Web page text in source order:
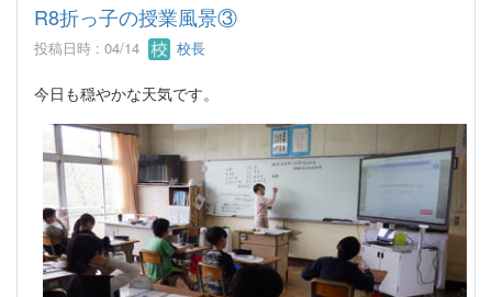
R8折っ子の授業風景③
投稿日時 : 04/14 校長
今日も穏やかな天気です。